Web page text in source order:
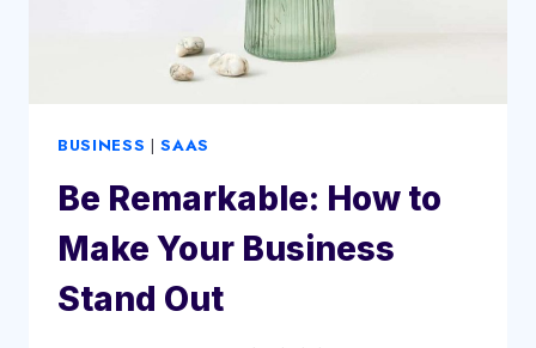
BUSINESS |SAAS
Be Remarkable: How to
Make Your Business
Stand Out